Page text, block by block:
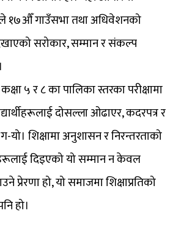
१७औँ गाउँसभा तथा अधिवेशनको
सरोकार, सम्मान र संकल्प
५ र ८ का पालिका स्तरका परीक्षामा
दोसल्ला ओढाएर, कदरपत्र र
यो। शिक्षामा अनुशासन र निरन्तरताको
दिइएको यो सम्मान न केवल
हो, यो समाजमा शिक्षाप्रतिको
हो।